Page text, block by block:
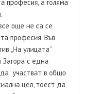
професия, а голяма
още не са се
професия. Във
„На улицата“
Загора с една
участват в общо
цел, тоест да